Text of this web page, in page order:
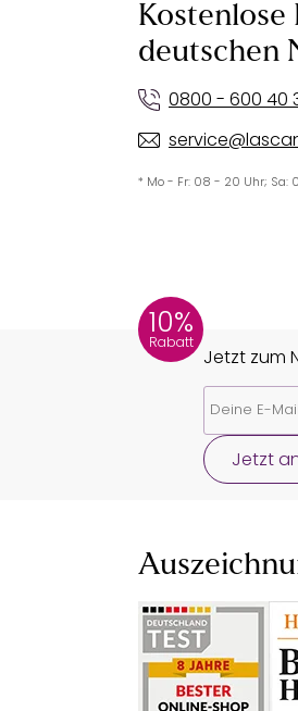
deutschen
0800 - 600 40
* Mo - Fr: 08 - 20 Uhr; Sa:
10%
Rabatt
Jetzt zum
Jetzt